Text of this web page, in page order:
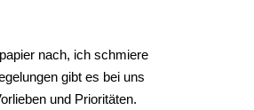
nach, ich schmiere
gibt es bei uns
und Prioritäten.